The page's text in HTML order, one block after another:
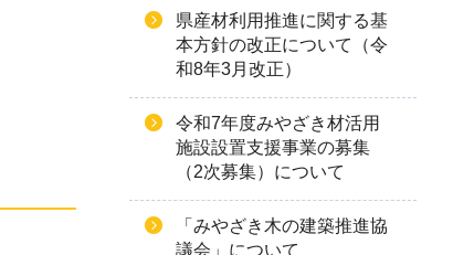
県産材利用推進に関する基
本方針の改正について（令
和8年3月改正）
令和7年度みやざき材活用
施設設置支援事業の募集
（2次募集）について
「みやざき木の建築推進協
議会」について